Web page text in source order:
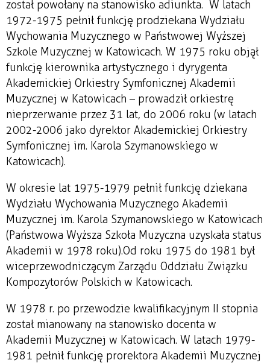
został powołany na stanowisko adiunkta. W latach
1972-1975 pełnił funkcję prodziekana Wydziału
Wychowania Muzycznego w Państwowej Wyższej
Szkole Muzycznej w Katowicach. W 1975 roku objął
funkcję kierownika artystycznego i dyrygenta
Akademickiej Orkiestry Symfonicznej Akademii
Muzycznej w Katowicach – prowadził orkiestrę
nieprzerwanie przez 31 lat, do 2006 roku (w latach
2002-2006 jako dyrektor Akademickiej Orkiestry
Symfonicznej im. Karola Szymanowskiego w
Katowicach).
W okresie lat 1975-1979 pełnił funkcję dziekana
Wydziału Wychowania Muzycznego Akademii
Muzycznej im. Karola Szymanowskiego w Katowicach
(Państwowa Wyższa Szkoła Muzyczna uzyskała status
Akademii w 1978 roku).Od roku 1975 do 1981 był
wiceprzewodniczącym Zarządu Oddziału Związku
Kompozytorów Polskich w Katowicach.
W 1978 r. po przewodzie kwalifikacyjnym II stopnia
został mianowany na stanowisko docenta w
Akademii Muzycznej w Katowicach. W latach 1979-
1981 pełnił funkcję prorektora Akademii Muzycznej